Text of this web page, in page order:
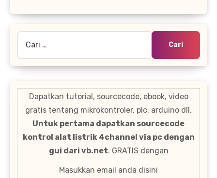
untuk:
Dapatkan tutorial, sourcecode, ebook, video
gratis tentang mikrokontroler, plc, arduino dll.
Untuk pertama dapatkan sourcecode
kontrol alat listrik 4channel via pc dengan
gui dari vb.net. GRATIS dengan
Masukkan email anda disini